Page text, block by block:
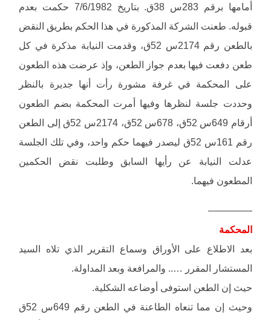
أمامها برقم 283س 38ق. بتاريخ 7/6/1982 حكمت بعدم
قبوله. طعنت الشركة المذكورة في هذا الحكم بطريق النقض
بالطعن رقم 2174س 52ق، وقدمت النيابة مذكرة في كل
طعن دفعت فيها بعدم جواز الطعن، وإذ عرضت هذه الطعون
على المحكمة في غرفة مشورة رأت أنها جديرة بالنظر
وحددت جلسة لنظرها وفيها أمرت المحكمة بضم الطعون
أرقام 649س 52ق، 678س 52ق، 2174س 52ق إلى الطعن
رقم 161س 52ق ليصدر فيهما حكم واحد، وفي تلك الجلسة
عدلت النيابة عن رأيها السابق وطلبت نقض الحكمين
المطعون فيهما.
————–
المحكمة
بعد الاطلاع على الأوراق وسماع التقرير الذي تلاه السيد
المستشار المقرر ….. والمرافعة وبعد المداولة.
حيث إن الطعن استوفى أوضاعه الشكلية.
وحيث إن مما تنعاه الطاعنة في الطعن رقم 649س 52ق